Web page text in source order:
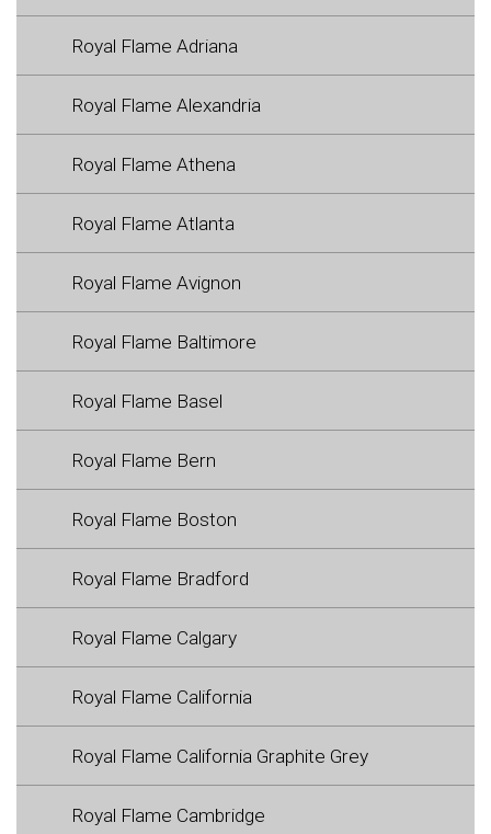
Royal Flame Adriana
Royal Flame Alexandria
Royal Flame Athena
Royal Flame Atlanta
Royal Flame Avignon
Royal Flame Baltimore
Royal Flame Basel
Royal Flame Bern
Royal Flame Boston
Royal Flame Bradford
Royal Flame Calgary
Royal Flame California
Royal Flame California Graphite Grey
Royal Flame Cambridge